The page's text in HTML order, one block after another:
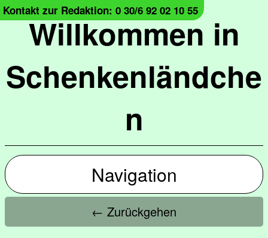
Willkommen in
Schenkenländche
n
Kontakt zur Redaktion: 0 30/6 92 02 10 55
Navigation
← Zurückgehen